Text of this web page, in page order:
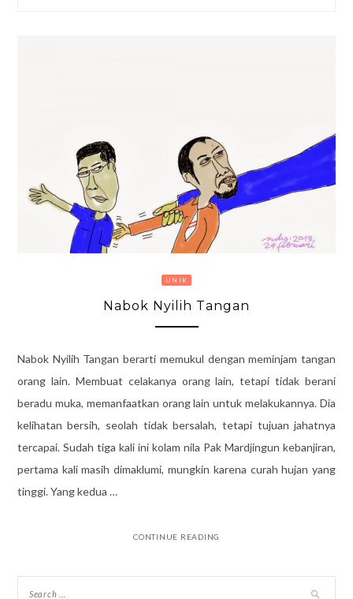
UNIK
Nabok Nyilih Tangan
Nabok Nyilih Tangan berarti memukul dengan meminjam tangan
orang lain. Membuat celakanya orang lain, tetapi tidak berani
beradu muka, memanfaatkan orang lain untuk melakukannya. Dia
kelihatan bersih, seolah tidak bersalah, tetapi tujuan jahatnya
tercapai. Sudah tiga kali ini kolam nila Pak Mardjingun kebanjiran,
pertama kali masih dimaklumi, mungkin karena curah hujan yang
tinggi. Yang kedua …
CONTINUE READING